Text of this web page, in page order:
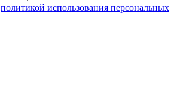
политикой использования персональных